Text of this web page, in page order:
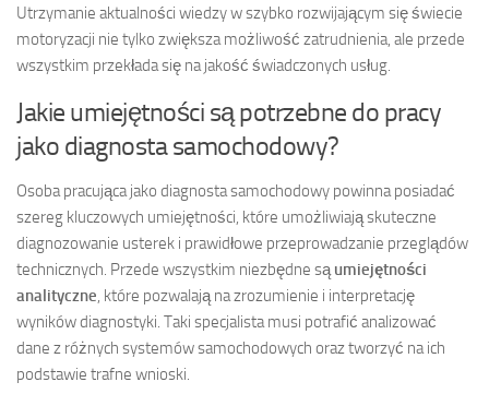
Utrzymanie aktualności wiedzy w szybko rozwijającym się świecie
motoryzacji nie tylko zwiększa możliwość zatrudnienia, ale przede
wszystkim przekłada się na jakość świadczonych usług.
Jakie umiejętności są potrzebne do pracy
jako diagnosta samochodowy?
Osoba pracująca jako diagnosta samochodowy powinna posiadać
szereg kluczowych umiejętności, które umożliwiają skuteczne
diagnozowanie usterek i prawidłowe przeprowadzanie przeglądów
technicznych. Przede wszystkim niezbędne sąumiejętności
analityczne, które pozwalają na zrozumienie i interpretację
wyników diagnostyki. Taki specjalista musi potrafić analizować
dane z różnych systemów samochodowych oraz tworzyć na ich
podstawie trafne wnioski.